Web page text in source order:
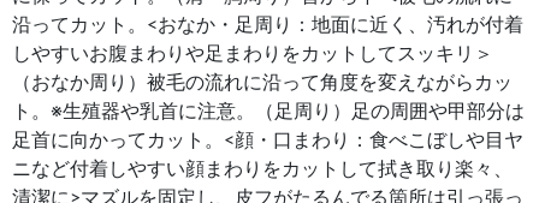
沿ってカット。<おなか・足周り：地面に近く、汚れが付着
しやすいお腹まわりや足まわりをカットしてスッキリ＞
（おなか周り）被毛の流れに沿って角度を変えながらカッ
ト。※生殖器や乳首に注意。（足周り）足の周囲や甲部分は
足首に向かってカット。<顔・口まわり：食べこぼしや目ヤ
ニなど付着しやすい顔まわりをカットして拭き取り楽々、
清潔に>マズルを固定し、皮フがたるんでる箇所は引っ張っ